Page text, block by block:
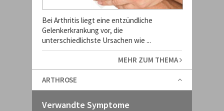
Bei Arthritis liegt eine entzündliche
Gelenkerkrankung vor, die
unterschiedlichste Ursachen wie ...
MEHR ZUM THEMA
ARTHROSE
Verwandte Symptome